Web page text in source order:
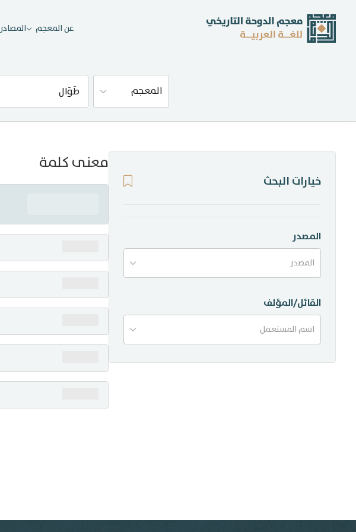
عن المعجم المصادر
المعجم
إحصاءات
منشورات
تواصل معنا
معنى كلمة
خيارات البحث
المصدر
المصدر
القائل/المؤلف
اسم المستعمل